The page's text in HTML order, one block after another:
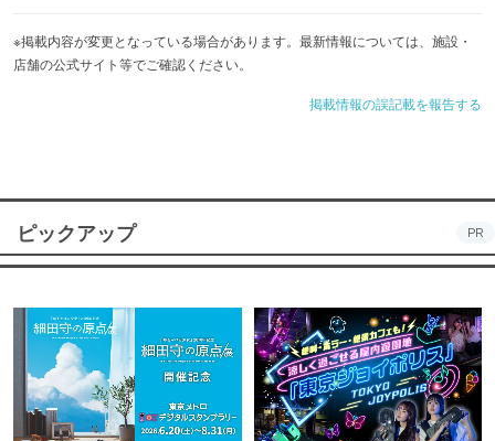
※掲載内容が変更となっている場合があります。最新情報については、施設・
店舗の公式サイト等でご確認ください。
掲載情報の誤記載を報告する
ピックアップ PR